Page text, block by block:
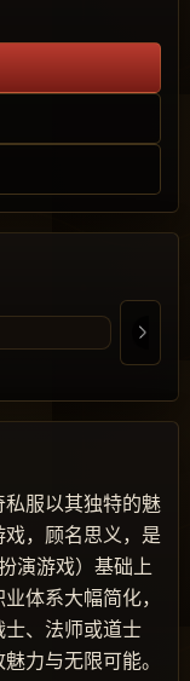
服以其独特的魅
，顾名思义，是
演游戏）基础上
体系大幅简化，
、法师或道士
力与无限可能。